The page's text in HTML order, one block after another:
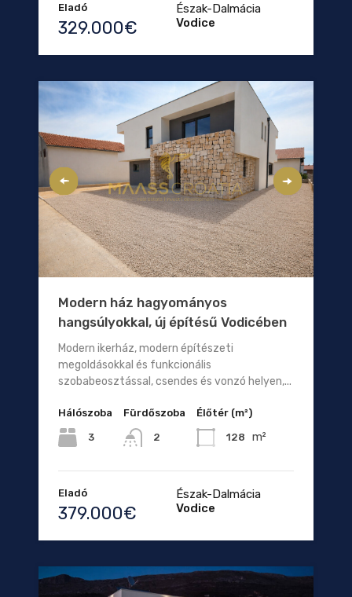
Eladó
329.000€
Észak-Dalmácia
Vodice
Modern ház hagyományos
hangsúlyokkal, új építésű Vodicében
Modern ikerház, modern építészeti
megoldásokkal és funkcionális
szobabeosztással, csendes és vonzó helyen,...
Hálószoba
3
Fürdőszoba
2
Élőtér (m²)
128 m²
Eladó
379.000€
Észak-Dalmácia
Vodice